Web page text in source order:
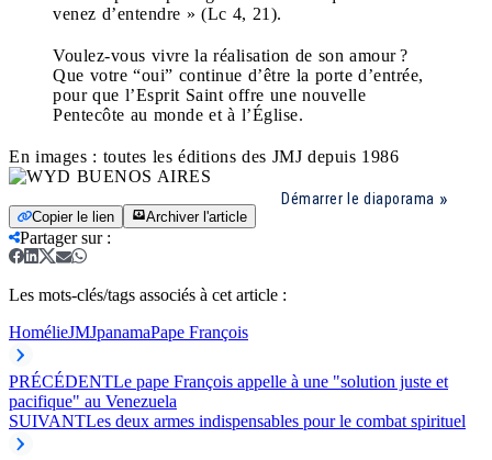
venez d’entendre » (Lc 4, 21).
Voulez-vous vivre la réalisation de son amour ?
Que votre “oui” continue d’être la porte d’entrée,
pour que l’Esprit Saint offre une nouvelle
Pentecôte au monde et à l’Église.
En images : toutes les éditions des JMJ depuis 1986
Démarrer le diaporama
Copier le lien Archiver l'article
Partager sur:
Les mots-clés/tags associés à cet article :
HomélieJMJpanamaPape François
PRÉCÉDENTLe pape François appelle à une "solution juste et
pacifique" au Venezuela
SUIVANTLes deux armes indispensables pour le combat spirituel